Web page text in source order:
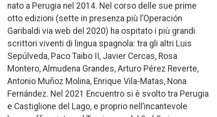
nato a Perugia nel 2014. Nel corso delle sue prime
otto edizioni (sette in presenza più l’Operación
Garibaldi via web del 2020) ha ospitato i più grandi
scrittori viventi di lingua spagnola: tra gli altri Luis
Sepúlveda, Paco Taibo II, Javier Cercas, Rosa
Montero, Almudena Grandes, Arturo Pérez Reverte,
Antonio Muñoz Molina, Enrique Vila-Matas, Nona
Fernández. Nel 2021 Encuentro si è svolto tra Perugia
e Castiglione del Lago, e proprio nell’incantevole